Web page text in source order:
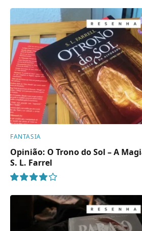
FANTASIA
Opinião: O Trono do Sol – A
S. L. Farrel
8